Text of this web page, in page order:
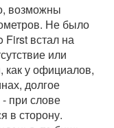
возможны
Не было
First встал на
или
как у официалов,
долгое
при слове
в сторону.